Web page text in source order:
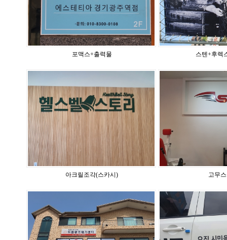
포맥스+출력물 스텐+후렉
아크릴조각(스카시) 고무